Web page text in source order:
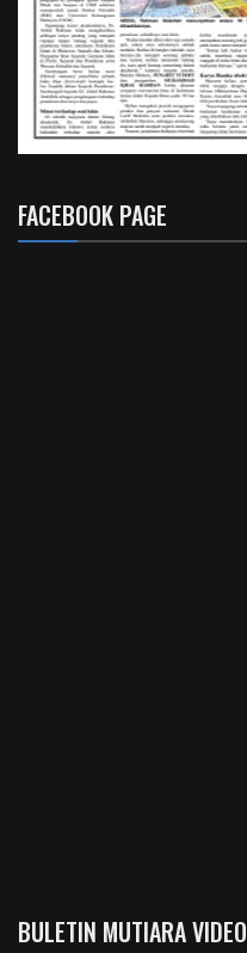
FACEBOOK PAGE
BULETIN MUTIARA VIDEO